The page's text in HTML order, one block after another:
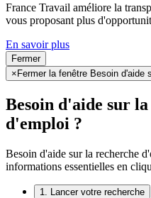
France Travail améliore la
vous proposant plus
En savoir plus
Fermer
×Fermer la fenêtre Besoin d'aide
Besoin d'aide sur
d'emploi ?
Besoin d'aide sur la recherche
informations essentielles en
1. Lancer votre recherche